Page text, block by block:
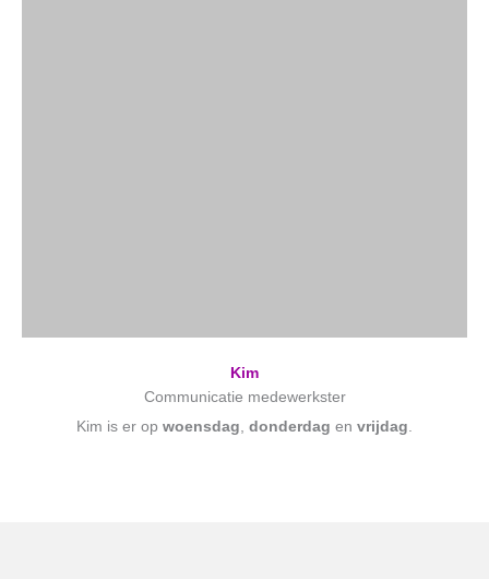
Kim
Communicatie medewerkster
Kim is er op woensdag, donderdag en vrijdag.